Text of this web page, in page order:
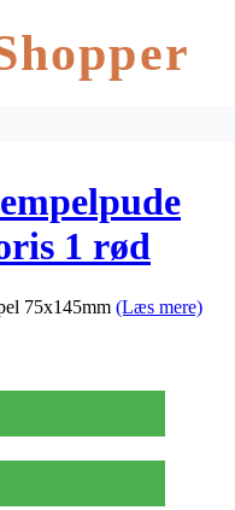
1 rød
75x145mm (Læs mere)